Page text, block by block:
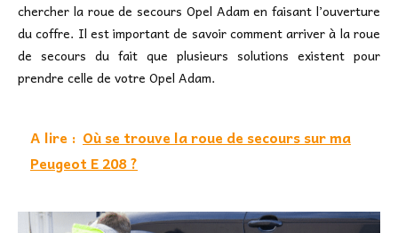
chercher la roue de secours Opel Adam en faisant l’ouverture
du coffre. Il est important de savoir comment arriver à la roue
de secours du fait que plusieurs solutions existent pour
prendre celle de votre Opel Adam.
A lire : Où se trouve la roue de secours sur ma
Peugeot E 208 ?